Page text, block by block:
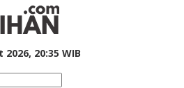
20:35 WIB